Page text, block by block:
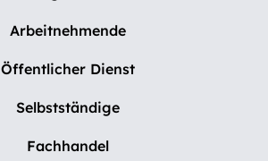
Arbeitnehmende
Öffentlicher Dienst
Selbstständige
Fachhandel